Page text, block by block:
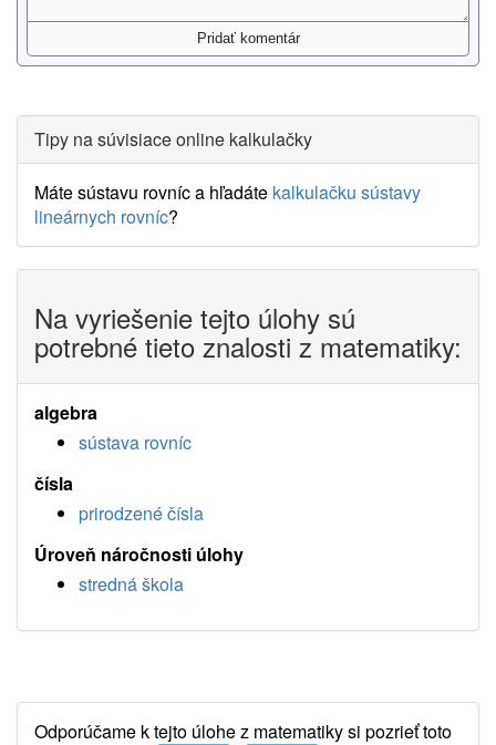
Tipy na súvisiace online kalkulačky
Máte sústavu rovníc a hľadáte kalkulačku sústavy
lineárnych rovníc?
Na vyriešenie tejto úlohy sú
potrebné tieto znalosti z matematiky:
algebra
sústava rovníc
čísla
prirodzené čísla
Úroveň náročnosti úlohy
stredná škola
Odporúčame k tejto úlohe z matematiky si pozrieť toto